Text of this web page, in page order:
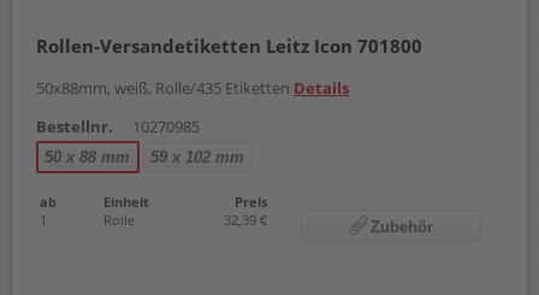
Rollen-Versandetiketten Leitz Icon 701800
50x88mm, weiß, Rolle/435 Etiketten Details
Bestellnr.
10270985
50 x 88 mm 59 x 102 mm
ab Einheit
Preis
1
Rolle 32,39 € Zubehör